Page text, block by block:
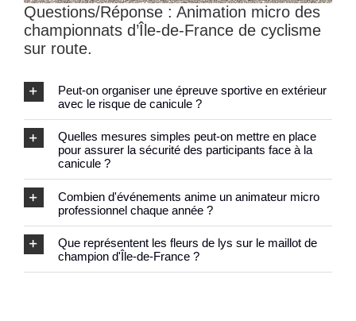
Questions/Réponse : Animation micro des
championnats d’Île-de-France de cyclisme
sur route.
Peut-on organiser une épreuve sportive en extérieur
avec le risque de canicule ?
Quelles mesures simples peut-on mettre en place
pour assurer la sécurité des participants face à la
canicule ?
Combien d'événements anime un animateur micro
professionnel chaque année ?
Que représentent les fleurs de lys sur le maillot de
champion d'Île-de-France ?